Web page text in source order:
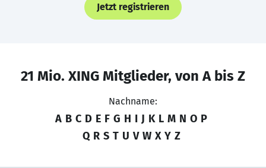
Jetzt registrieren
21 Mio. XING Mitglieder, von A bis Z
Nachname:
A B C D E F G H I J K L M N O P
Q R S T U V W X Y Z